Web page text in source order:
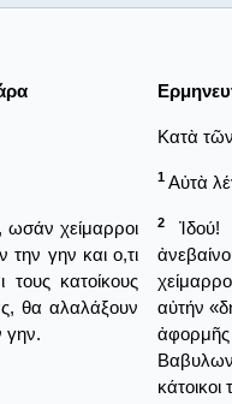
Kατὰ
1 Αὐτὰ
ωσάν χείμαρροι
γην και ο,τι
κατοίκους
θα αλαλάξουν
γην.
2
Ἰδού!
αὐτήν
ἀφορμῆς